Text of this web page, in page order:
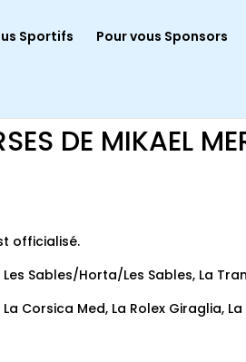
Sportifs Pour vous Sponsors
DE MIKAEL
officialisé.
Les Sables/Horta/Les Sables, La
Corsica Med, La Rolex Giraglia,